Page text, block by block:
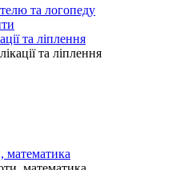
та логопеду
та ліплення
та ліплення
математика